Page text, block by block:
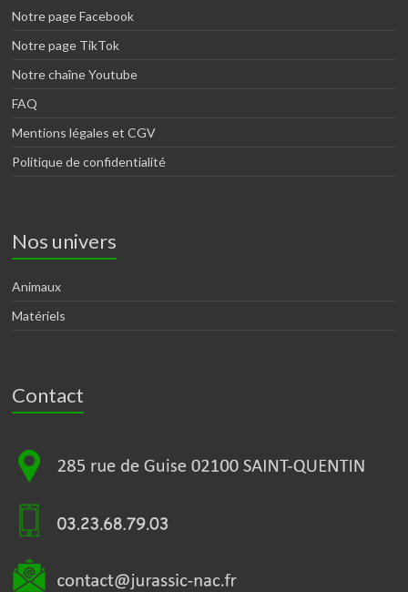
Notre page Facebook
Notre page TikTok
Notre chaîne Youtube
FAQ
Mentions légales et CGV
Politique de confidentialité
Nos univers
Animaux
Matériels
Contact